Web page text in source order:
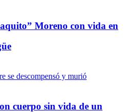
Moreno con vida en
cuerpo sin vida de un